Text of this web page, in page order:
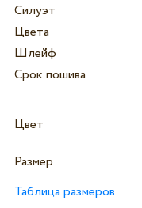
Силуэт
Цвета
Шлейф
Срок пошива
Цвет
Размер
Таблица размеров